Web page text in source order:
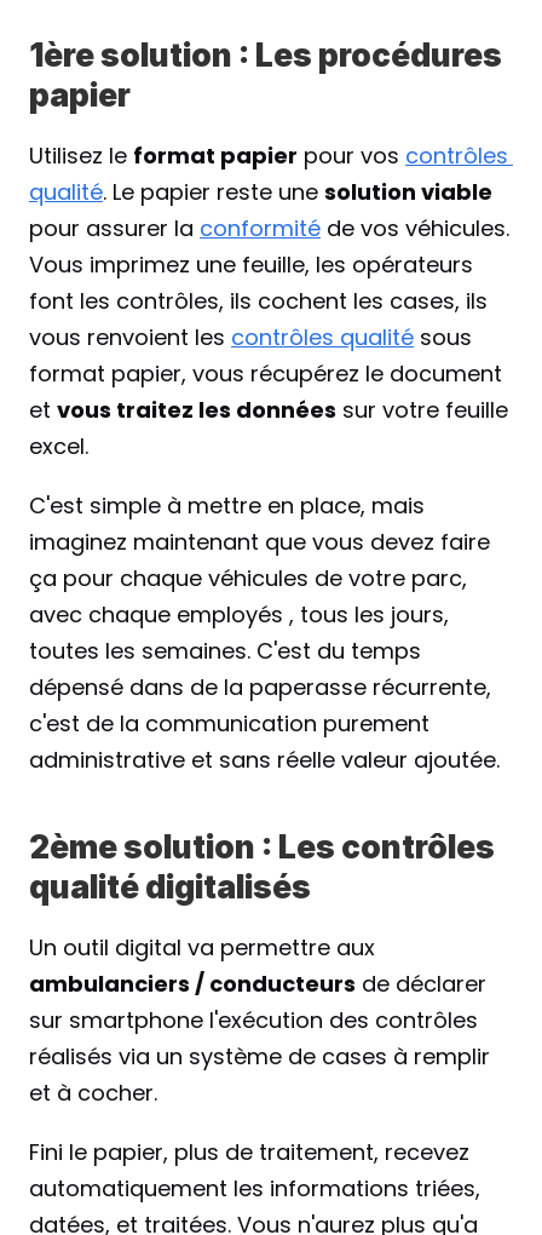
1ère solution : Les procédures
papier
Utilisez le format papier pour vos contrôles
qualité. Le papier reste une solution viable
pour assurer la conformité de vos véhicules.
Vous imprimez une feuille, les opérateurs
font les contrôles, ils cochent les cases, ils
vous renvoient les contrôles qualité sous
format papier, vous récupérez le document
et vous traitez les données sur votre feuille
excel.
C'est simple à mettre en place, mais
imaginez maintenant que vous devez faire
ça pour chaque véhicules de votre parc,
avec chaque employés , tous les jours,
toutes les semaines. C'est du temps
dépensé dans de la paperasse récurrente,
c'est de la communication purement
administrative et sans réelle valeur ajoutée.
2ème solution : Les contrôles
qualité digitalisés
ambulanciers / conducteurs de déclarer
sur smartphone l'exécution des contrôles
réalisés via un système de cases à remplir
et à cocher.
Fini le papier, plus de traitement, recevez
automatiquement les informations triées,
datées, et traitées. Vous n'aurez plus qu'a